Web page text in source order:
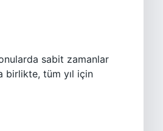
sabit zamanlar
birlikte, tüm yıl için